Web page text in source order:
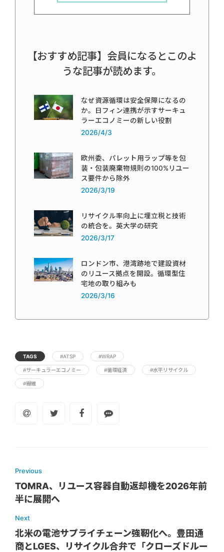
【おすすめ記事】会員になるとこのよ
うな記事が読めます。
なぜ資源循環は安全保障になるの
か。日フィン連携が示すサーキュ
ラーエコノミーの新しい役割
2026/4/3
欧州委、パレット用ラップ等を包
装・包装廃棄物規則の100%リユー
ス要件から除外
2026/3/19
リサイクル率向上に埋立税と技術
の統合を。英大学の研究
2026/3/17
ロンドン市、港湾跡地で建設資材
のリユース拠点を開設。循環型住
宅地の取り組みも
2026/3/16
TAGS #ATSP #WRAP
#サーキュラーエコノミー #循環経済 #水平リサイクル
#繊維
Previous
TOMRA、リユース容器自動返却機を2026年前
半に展開へ
Next
北米の電池サプライチェーン強靭化へ。豊田通
商とLGES、リサイクル合弁で「クローズドルー